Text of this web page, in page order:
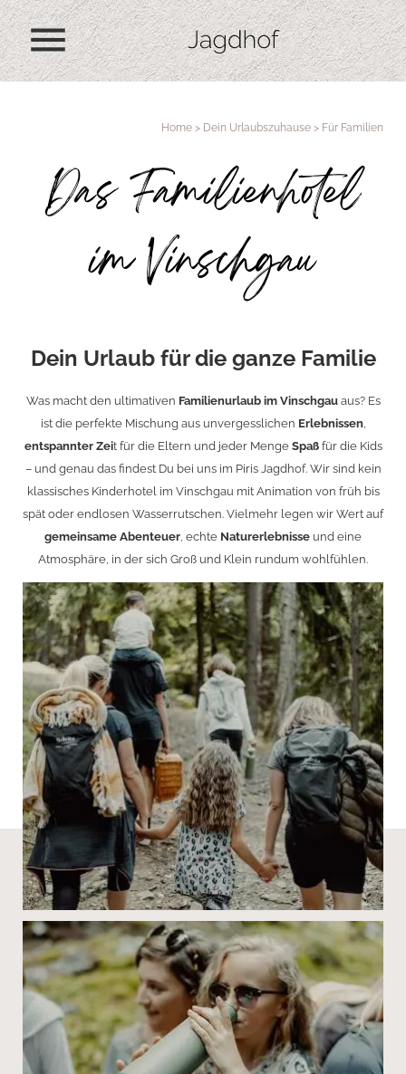
menu
Home > Dein Urlaubszuhause > Für Familien
Das Familienhotel
im Vinschgau
Dein Urlaub für die ganze Familie
Was macht den ultimativen Familienurlaub im Vinschgauaus? Es
ist die perfekte Mischung aus unvergesslichen Erlebnissen,
entspannter Zeit für die Eltern und jeder Menge Spaßfür die Kids
– und genau das findest Du bei uns im Piris Jagdhof. Wir sind kein
klassisches Kinderhotel im Vinschgau mit Animation von früh bis
spät oder endlosen Wasserrutschen. Vielmehr legen wir Wert auf
gemeinsame Abenteuer , echte Naturerlebnisse und eine
Atmosphäre, in der sich Groß und Klein rundum wohlfühlen.